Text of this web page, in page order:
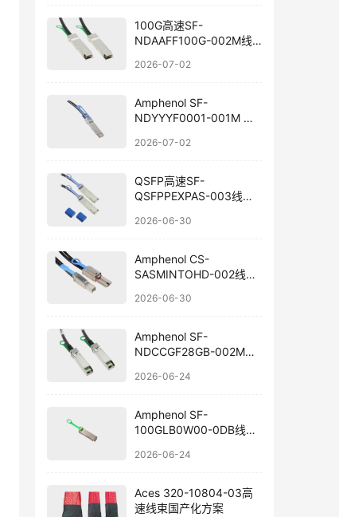
100G高速SF-
NDAAFF100G-002M线
2026-07-02
Amphenol SF-
NDYYYF0001-001M 线
2026-07-02
QSFP高速SF-
QSFPPEXPAS-003线束
2026-06-30
Amphenol CS-
SASMINTOHD-002线束
2026-06-30
Amphenol SF-
NDCCGF28GB-002M线
2026-06-24
Amphenol SF-
100GLB0W00-0DB线束
2026-06-24
Aces 320-10804-03高
速线束国产化方案